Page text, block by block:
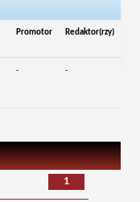
Promotor Redaktor(rzy)
- -
1